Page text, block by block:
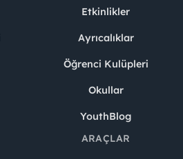
Etkinlikler
Ayrıcalıklar
Öğrenci Kulüpleri
Okullar
YouthBlog
ARAÇLAR